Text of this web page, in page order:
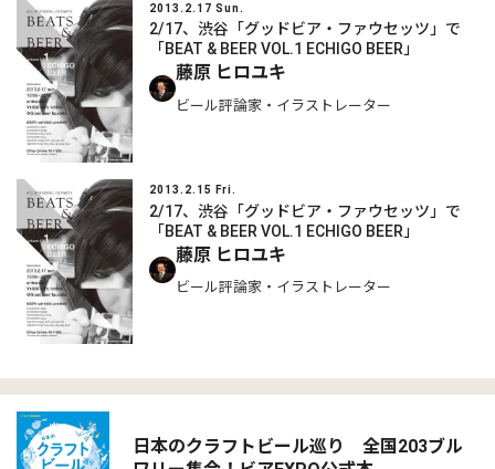
2013.2.17 Sun.
2/17、渋谷「グッドビア・ファウセッツ」で
「BEAT & BEER VOL.1 ECHIGO BEER」
藤原 ヒロユキ
ビール評論家・イラストレーター
2013.2.15 Fri.
2/17、渋谷「グッドビア・ファウセッツ」で
「BEAT & BEER VOL.1 ECHIGO BEER」
藤原 ヒロユキ
ビール評論家・イラストレーター
日本のクラフトビール巡り 全国203ブル